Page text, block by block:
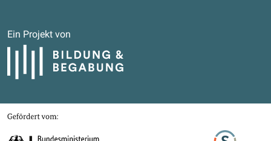
Ein Projekt von
Bildung und Begabung
Gefördert von
Bundesministerium für Bildung, Familie, Senioren, Frauen und Jugend
Stifterverband